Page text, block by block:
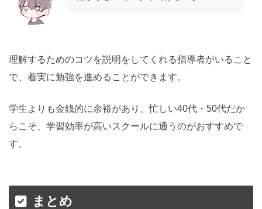
理解するためのコツを説明をしてくれる指導者がいること
で、着実に勉強を進めることができます。
学生よりも金銭的に余裕があり、忙しい40代・50代だか
らこそ、学習効率が高いスクールに通うのがおすすめで
す。
まとめ